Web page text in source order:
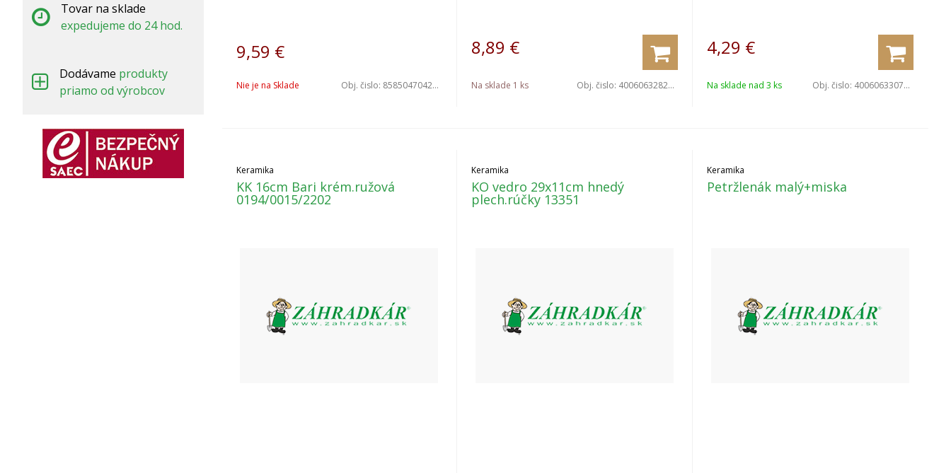
9,59 €
Nie je na Sklade Obj. čislo: 8585047042470
8,89 €
Na sklade 1 ks Obj. čislo: 4006063282564
4,29 €
Na sklade nad 3 ks Obj. čislo: 4006063307038
Keramika
KK 16cm Bari krém.ružová
0194/0015/2202
Keramika
KO vedro 29x11cm hnedý
plech.rúčky 13351
Keramika
Petržlenák malý+miska
Tovar na sklade
expedujeme do 24 hod.
Dodávame produkty
priamo od výrobcov